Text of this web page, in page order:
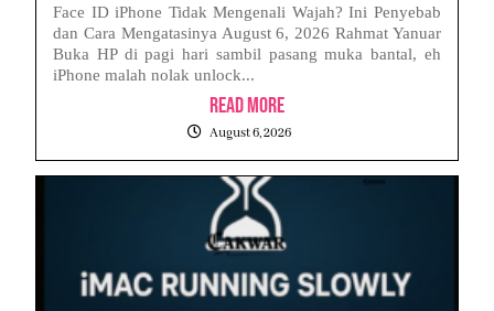
Face ID iPhone Tidak Mengenali Wajah? Ini Penyebab
dan Cara Mengatasinya August 6, 2026 Rahmat Yanuar
Buka HP di pagi hari sambil pasang muka bantal, eh
iPhone malah nolak unlock...
Read More
August 6, 2026